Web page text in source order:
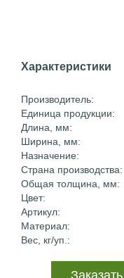
Характеристики
Производитель:
Единица продукции:
Длина, мм:
Ширина, мм:
Назначение:
Страна производства:
Общая толщина, мм:
Цвет:
Артикул:
Материал:
Вес, кг/уп.:
Заказать